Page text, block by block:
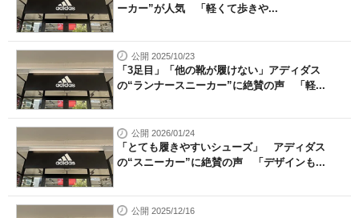
ーカー”が人気 「軽くて歩きや...
公開 2025/10/23
「3足目」「他の靴が履けない」アディダス
の“ランナースニーカー”に絶賛の声 「軽...
公開 2026/01/24
「とても履きやすいシューズ」 アディダス
の“スニーカー”に絶賛の声 「デザインも...
公開 2025/12/16